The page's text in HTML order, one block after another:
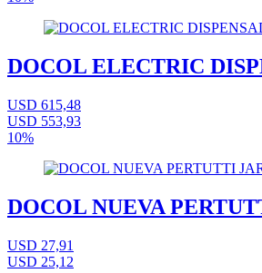
DOCOL ELECTRIC
USD 615,48
USD 553,93
10%
DOCOL NUEVA
USD 27,91
USD 25,12